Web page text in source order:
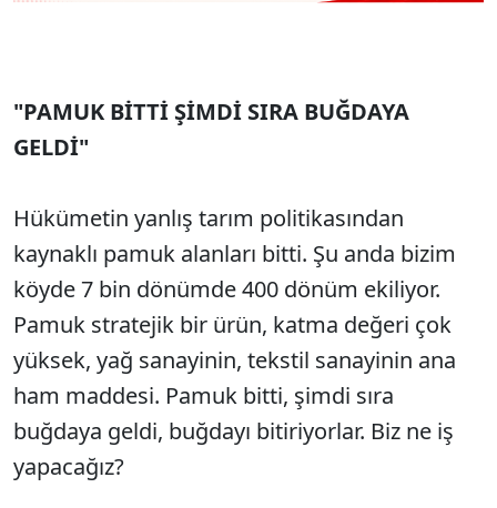
"PAMUK BİTTİ ŞİMDİ SIRA BUĞDAYA
GELDİ"
Hükümetin yanlış tarım politikasından
kaynaklı pamuk alanları bitti. Şu anda bizim
köyde 7 bin dönümde 400 dönüm ekiliyor.
Pamuk stratejik bir ürün, katma değeri çok
yüksek, yağ sanayinin, tekstil sanayinin ana
ham maddesi. Pamuk bitti, şimdi sıra
buğdaya geldi, buğdayı bitiriyorlar. Biz ne iş
yapacağız?